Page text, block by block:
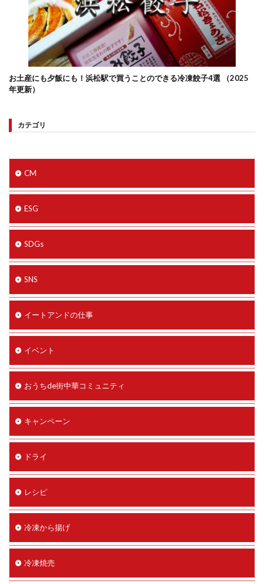
お土産にも夕飯にも！浜松駅で買うことのできる冷凍餃子4選 （2025
年更新）
カテゴリ
CM
ESG
SDGs
SNS
イートアンドの仕事
イベント
おうちde街中華コミュニティ
キャンペーン
ドライ
レシピ
冷凍から揚げ
冷凍焼売